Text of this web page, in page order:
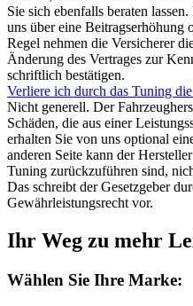
Sie sich ebenfalls beraten
uns über eine Beitragserhöhung
Regel nehmen die Versicherer
Änderung des Vertrages zur
schriftlich bestätigen.
Verliere ich durch das Tuning
Nicht generell. Der
Schäden, die aus einer
erhalten Sie von uns optional
anderen Seite kann der
Tuning zurückzuführen sind,
Das schreibt der Gesetzgeber
Gewährleistungsrecht vor.
Ihr Weg zu mehr
Wählen Sie Ihre Marke: